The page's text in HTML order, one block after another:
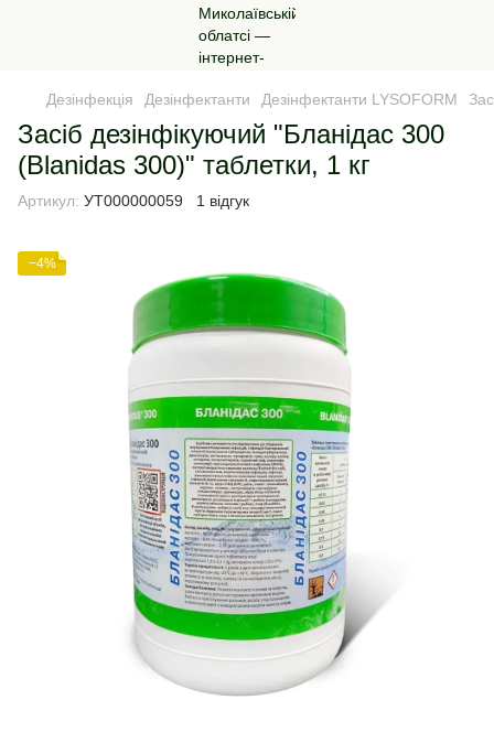
Дезінфекція Дезінфектанти Дезінфектанти LYSOFORM
Засіб дезінфікуючий "Бланідас 300
(Blanidas 300)" таблетки, 1 кг
Артикул: УТ000000059 1 відгук
−4%